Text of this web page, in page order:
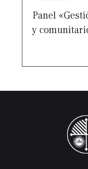
Panel
y